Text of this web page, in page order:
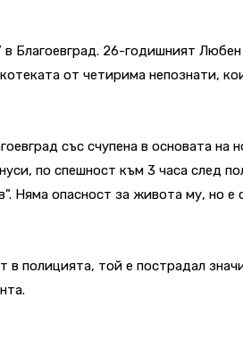
Благоевград. 26-годишният
от четирима непознати,
със счупена в основата на
по спешност към 3 часа след
Няма опасност за живота му, но е
в полицията, той е пострадал